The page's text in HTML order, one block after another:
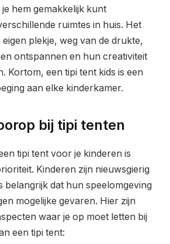
hem gemakkelijk kunt
ruimtes in huis. Het
plekje, weg van de drukte,
ontspannen en hun creativiteit
Kortom, een tipi tent kids is een
aan elke kinderkamer.
bij tipi tenten
tipi tent voor je kinderen is
Kinderen zijn nieuwsgierig
belangrijk dat hun speelomgeving
mogelijke gevaren. Hier zijn
waar je op moet letten bij
een tipi tent: